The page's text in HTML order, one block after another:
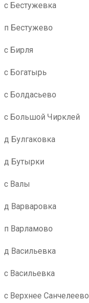
с Бестужевка
п Бестужево
с Бирля
с Богатырь
с Болдасьево
с Большой Чирклей
д Булгаковка
д Бутырки
с Валы
д Варваровка
п Варламово
д Васильевка
с Васильевка
с Верхнее Санчелеево